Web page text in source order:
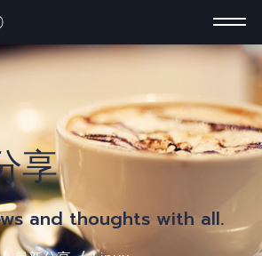
享
and thoughts with all.